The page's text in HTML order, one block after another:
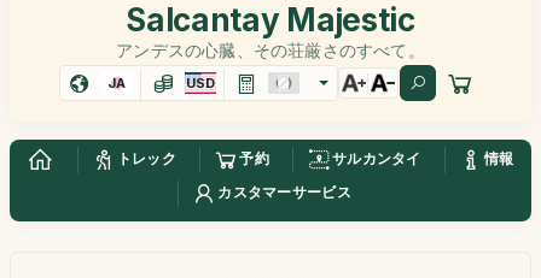
Salcantay Majestic
アンデスの心臓、その荘厳さのすべて。
JA USD
トレック 予約 サルカンタイ
情報
カスタマーサービス